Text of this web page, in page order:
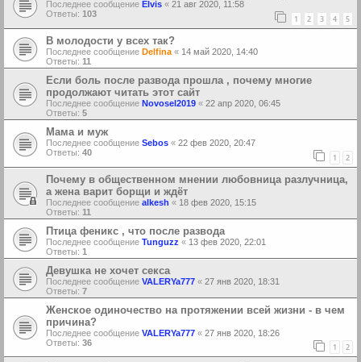
Последнее сообщение Elvis « 21 авг 2020, 11:58
Ответы: 103 1 2 3 4 5
В молодости у всех так?
Последнее сообщение Delfina « 14 май 2020, 14:40
Ответы: 11
Если боль после развода прошла , почему многие
продолжают читать этот сайт
Последнее сообщение Novosel2019 « 22 апр 2020, 06:45
Ответы: 5
Мама и муж
Последнее сообщение Sebos « 22 фев 2020, 20:47
Ответы: 40 1 2
Почему в общественном мнении любовница разлучница,
а жена варит борщи и ждёт
Последнее сообщение alkesh « 18 фев 2020, 15:15
Ответы: 11
Птица феникс , что после развода
Последнее сообщение Tunguzz « 13 фев 2020, 22:01
Ответы: 1
Девушка не хочет секса
Последнее сообщение VALERYa777 « 27 янв 2020, 18:31
Ответы: 7
Женское одиночество на протяжении всей жизни - в чем
причина?
Последнее сообщение VALERYa777 « 27 янв 2020, 18:26
Ответы: 36 1 2